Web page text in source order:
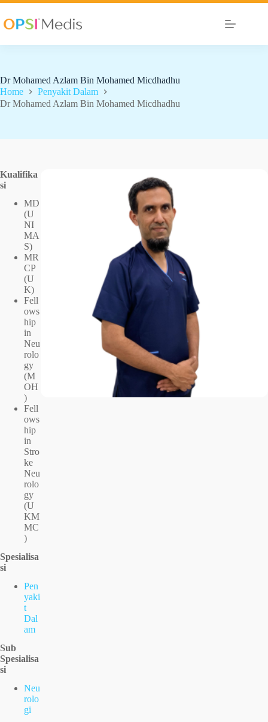
Dr Mohamed Azlam Bin Mohamed Micdhadhu
Home
Penyakit Dalam
Dr Mohamed Azlam Bin Mohamed Micdhadhu
Kualifika
si
MD
(U
NI
MA
S)
MR
CP
(U
K)
Fell
ows
hip
in
Neu
rolo
gy
(M
OH
)
Fell
ows
hip
in
Stro
ke
Neu
rolo
gy
(U
KM
MC
)
Spesialisa
si
Pen
yaki
t
Dal
am
Sub
Spesialisa
si
Neu
rolo
gi